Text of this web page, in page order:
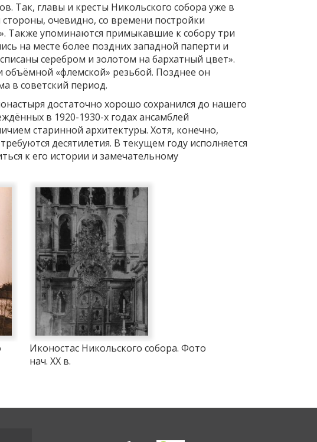
Так, главы и кресты Никольского собора уже в
очевидно, со времени постройки
Также упоминаются примыкавшие к собору три
на месте более поздних западной паперти и
серебром и золотом на бархатный цвет».
«флемской» резьбой. Позднее он
в советский период.
достаточно хорошо сохранился до нашего
в 1920-1930-х годах ансамблей
старинной архитектуры. Хотя, конечно,
десятилетия. В текущем году исполняется
к его истории и замечательному
Иконостас Никольского собора. Фото
нач. ХХ в.